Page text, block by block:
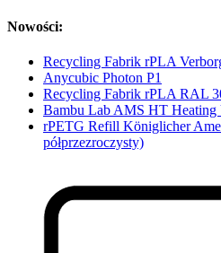
Nowości:
Recycling Fabrik rPLA
Anycubic Photon P1
Recycling Fabrik rPLA RAL
Bambu Lab AMS HT Heating
rPETG Refill Königlicher
półprzezroczysty)